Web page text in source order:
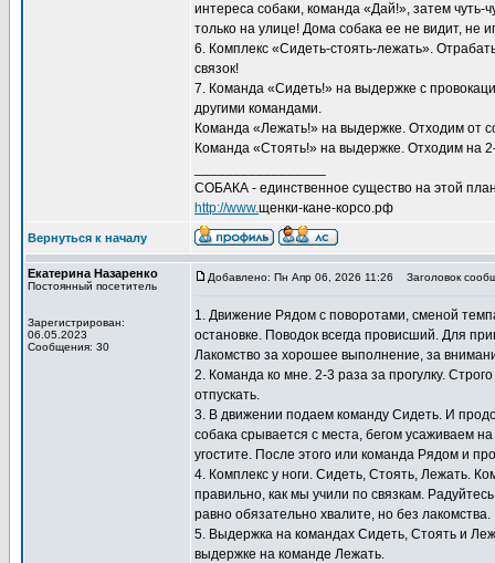
интереса собаки, команда «Дай!», затем
только на улице! Дома собака ее не видит, не
6. Комплекс «Сидеть-стоять-лежать».
связок!
7. Команда «Сидеть!» на выдержке с
другими командами.
Команда «Лежать!» на выдержке. Отходим от
Команда «Стоять!» на выдержке. Отходим на
СОБАКА - единственное существо на этой
http://www.щенки-кане-корсо.рф
Вернуться к началу
Екатерина Назаренко
Постоянный посетитель
Зарегистрирован:
06.05.2023
Сообщения: 30
Добавлено: Пн Апр 06, 2026 11:26 Заголовок
1. Движение Рядом с поворотами, сменой
остановке. Поводок всегда провисший. Для
Лакомство за хорошее выполнение, за
2. Команда ко мне. 2-3 раза за прогулку.
отпускать.
3. В движении подаем команду Сидеть. И
собака срывается с места, бегом усаживаем
угостите. После этого или команда Рядом и
4. Комплекс у ноги. Сидеть, Стоять, Лежать.
правильно, как мы учили по связкам.
равно обязательно хвалите, но без лакомства.
5. Выдержка на командах Сидеть, Стоять и
выдержке на команде Лежать.